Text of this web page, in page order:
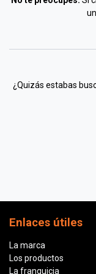
¿Quizás estabas
Enlaces útiles
La marca
Los productos
La franquicia